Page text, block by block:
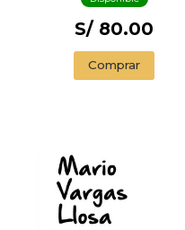
S/ 80.00
Comprar